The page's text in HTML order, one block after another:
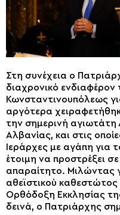
Στη συνέχεια ο
διαχρονικό
Κωνσταντινουπόλεως
αργότερα
την σημερινή
Αλβανίας, και στις
Ιεράρχες με αγάπη για
έτοιμη να προστρέξει
απαραίτητο. Μιλώντας
αθεϊστικού
Ορθόδοξη Εκκλησίας
δεινά, ο Πατριάρχης